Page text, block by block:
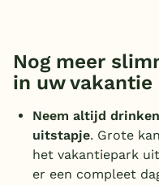
Nog meer
in uw vakantie
Neem altijd
uitstapje. Grote
het vakantiepark
er een compleet